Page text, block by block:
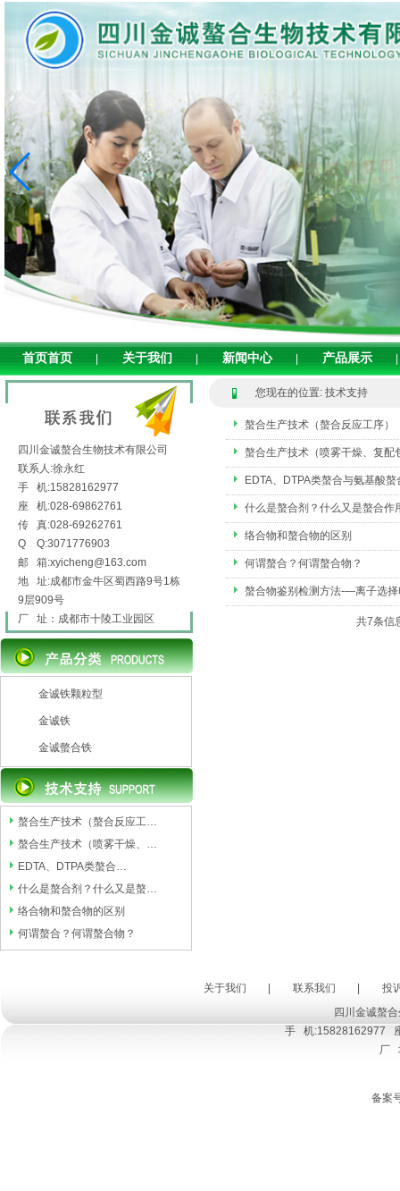
首页首页 关于我们 新闻中心 产品展示
四川金诚螯合生物技术有限公司
联系人:徐永红
手 机:15828162977
座 机:028-69862761
传 真:028-69262761
Q Q:3071776903
邮 箱:xyicheng@163.com
地 址:成都市金牛区蜀西路9号1栋
9层909号
厂 址：成都市十陵工业园区
金诚铁颗粒型
金诚铁
金诚螫合铁
螯合生产技术（螯合反应工…
螯合生产技术（喷雾干燥、…
EDTA、DTPA类螯合…
什么是螯合剂？什么又是螯…
络合物和螯合物的区别
何谓螯合？何谓螯合物？
您现在的位置: 技术支持
螯合生产技术（螯合反应工序）
螯合生产技术（喷雾干燥、复配
EDTA、DTPA类螯合与氨基酸螯
什么是螯合剂？什么又是螯合作
络合物和螯合物的区别
何谓螯合？何谓螯合物？
螯合物鉴别检测方法-—离子选择
共7条信
关于我们 联系我们
投
四川金诚螯
手 机:15828162977
厂
备案